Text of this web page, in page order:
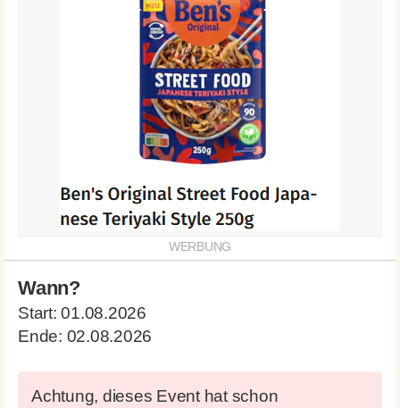
Wann?
Start:01.08.2026
Ende: 02.08.2026
Achtung, dieses Event hat schon